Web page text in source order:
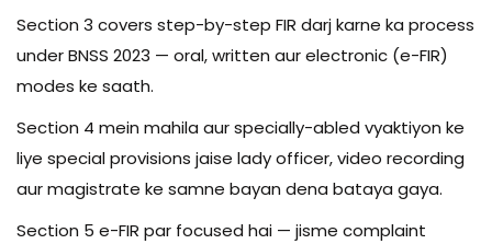
Section 3 covers step-by-step FIR darj karne ka process
under BNSS 2023 — oral, written aur electronic (e-FIR)
modes ke saath.
Section 4 mein mahila aur specially-abled vyaktiyon ke
liye special provisions jaise lady officer, video recording
aur magistrate ke samne bayan dena bataya gaya.
Section 5 e-FIR par focused hai — jisme complaint